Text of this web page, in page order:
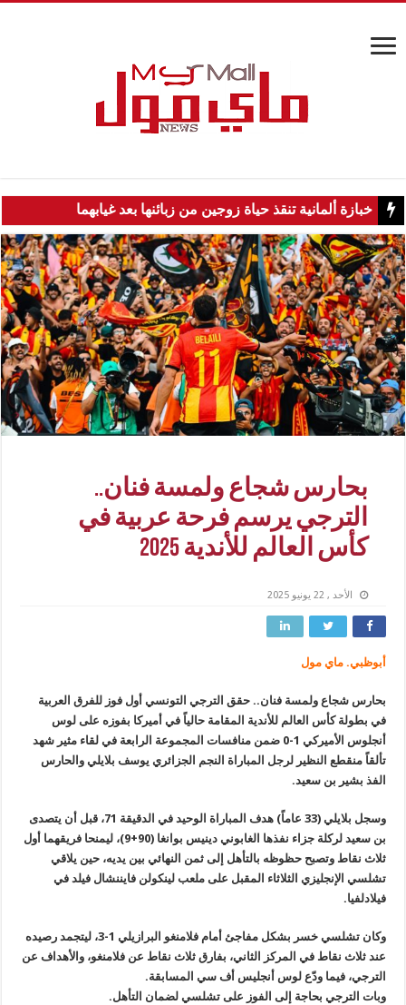
خبازة ألمانية تنقذ حياة زوجين من زبائنها بعد غيابهما
بحارس شجاع ولمسة فنان..
الترجي يرسم فرحة عربية في
كأس العالم للأندية 2025
الأحد , 22 يونيو 2025
أبوظبي. ماي مول
بحارس شجاع ولمسة فنان.. حقق الترجي التونسي أول فوز للفرق العربية
في بطولة كأس العالم للأندية المقامة حالياً في أميركا بفوزه على لوس
أنجلوس الأميركي 1-0 ضمن منافسات المجموعة الرابعة في لقاء مثير شهد
تألقاً منقطع النظير لرجل المباراة النجم الجزائري يوسف بلايلي والحارس
الفذ بشير بن سعيد.
وسجل بلايلي (33 عاماً) هدف المباراة الوحيد في الدقيقة 71، قبل أن يتصدى
بن سعيد لركلة جزاء نفذها الغابوني دينيس بوانغا (90+9)، ليمنحا فريقهما أول
ثلاث نقاط وتصبح حظوظه بالتأهل إلى ثمن النهائي بين يديه، حين يلاقي
تشلسي الإنجليزي الثلاثاء المقبل على ملعب لينكولن فايننشال فيلد في
فيلادلفيا.
وكان تشلسي خسر بشكل مفاجئ أمام فلامنغو البرازيلي 1-3، ليتجمد رصيده
عند ثلاث نقاط في المركز الثاني، بفارق ثلاث نقاط عن فلامنغو، والأهداف عن
الترجي، فيما ودّع لوس أنجليس أف سي المسابقة.
وبات الترجي بحاجة إلى الفوز على تشلسي لضمان التأهل.